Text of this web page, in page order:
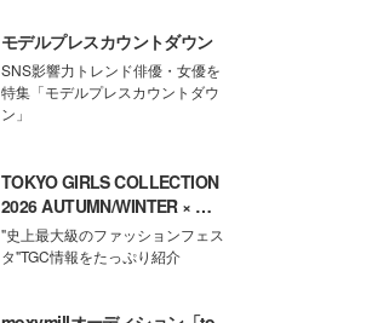
モデルプレスカウントダウン
SNS影響力トレンド俳優・女優を
特集「モデルプレスカウントダウ
ン」
TOKYO GIRLS COLLECTION
2026 AUTUMN/WINTER × モ
デルプレス
"史上最大級のファッションフェス
タ"TGC情報をたっぷり紹介